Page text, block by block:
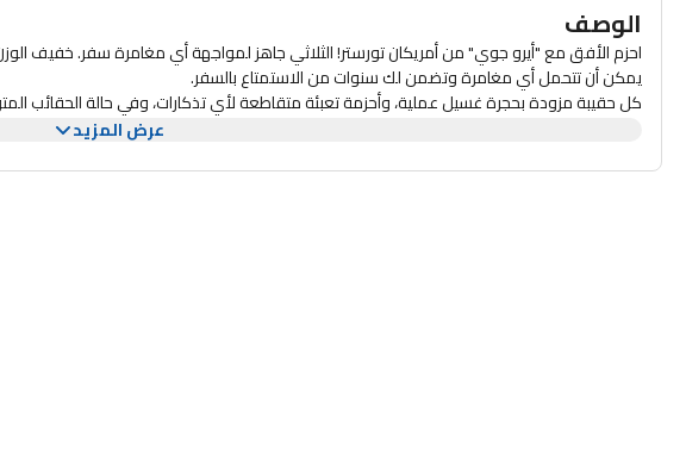
الوصف
يمكن أن تتحمل أي مغامرة وتضمن لك سنوات من الاستمتاع بالسفر.
كل حقيبة مزودة بحجرة غسيل عملية، وأحزمة تعبئة متقاطعة لأي تذكارات، وفي حالة الحقائب
تورستر أيرو جوي!
عرض المزيد